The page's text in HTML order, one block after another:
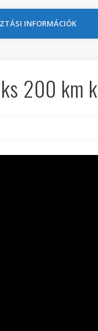
INFORMÁCIÓK
200 km